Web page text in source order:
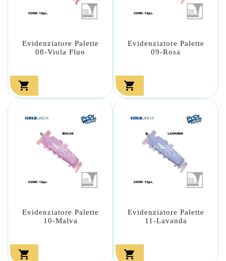
Evidenziatore Palette
08-Viola Fluo

Evidenziatore Palette
09-Rosa

Evidenziatore Palette
10-Malva

Evidenziatore Palette
11-Lavanda
